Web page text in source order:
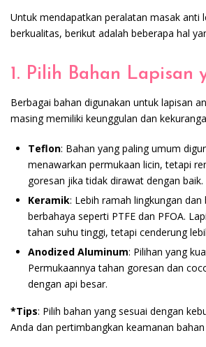
Untuk mendapatkan peralatan masak anti
berkualitas, berikut adalah beberapa hal
1. Pilih Bahan Lapisan
Berbagai bahan digunakan untuk lapisan
masing memiliki keunggulan dan
Teflon: Bahan yang paling umum
menawarkan permukaan licin, tetapi
goresan jika tidak dirawat dengan baik.
Keramik: Lebih ramah lingkungan dan
berbahaya seperti PTFE dan PFOA.
tahan suhu tinggi, tetapi cenderung
Anodized Aluminum: Pilihan yang
Permukaannya tahan goresan dan
dengan api besar.
*Tips: Pilih bahan yang sesuai dengan
Anda dan pertimbangkan keamanan